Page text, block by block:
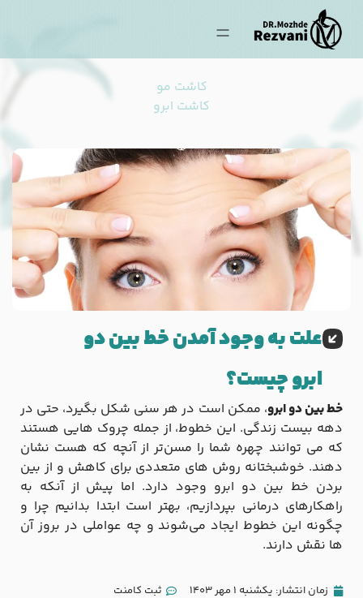
کاشت مو
کاشت ابرو
علت به وجود آمدن خط بین دو
ابرو چیست؟
خط بین دو ابرو، ممکن است در هر سنی شکل بگیرد، حتی در
دهه بیست زندگی. این خطوط، از جمله چروک‌ هایی هستند
که می‌ توانند چهره شما را مسن‌تر از آنچه که هست نشان
دهند. خوشبختانه روش‌ های متعددی برای کاهش و از بین
بردن خط بین دو ابرو وجود دارد. اما پیش از آنکه به
راهکارهای درمانی بپردازیم، بهتر است ابتدا بدانیم چرا و
چگونه این خطوط ایجاد می‌شوند و چه عواملی در بروز آن‌
ها نقش دارند.
زمان انتشار: یکشنبه 1 مهر 1403 ثبت کامنت